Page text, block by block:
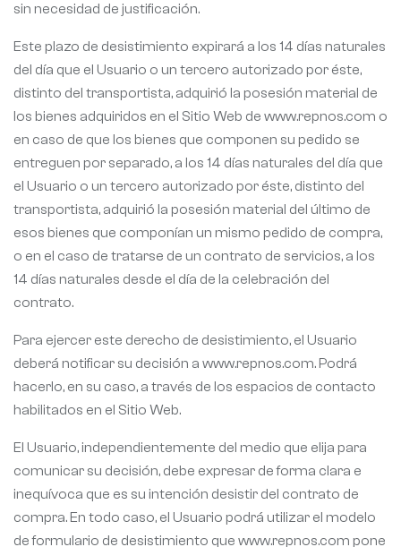
sin necesidad de justificación.
Este plazo de desistimiento expirará a los 14 días naturales
del día que el Usuario o un tercero autorizado por éste,
distinto del transportista, adquirió la posesión material de
los bienes adquiridos en el Sitio Web de www.repnos.com o
en caso de que los bienes que componen su pedido se
entreguen por separado, a los 14 días naturales del día que
el Usuario o un tercero autorizado por éste, distinto del
transportista, adquirió la posesión material del último de
esos bienes que componían un mismo pedido de compra,
o en el caso de tratarse de un contrato de servicios, a los
14 días naturales desde el día de la celebración del
contrato.
Para ejercer este derecho de desistimiento, el Usuario
deberá notificar su decisión a www.repnos.com. Podrá
hacerlo, en su caso, a través de los espacios de contacto
habilitados en el Sitio Web.
El Usuario, independientemente del medio que elija para
comunicar su decisión, debe expresar de forma clara e
inequívoca que es su intención desistir del contrato de
compra. En todo caso, el Usuario podrá utilizar el modelo
de formulario de desistimiento que www.repnos.com pone